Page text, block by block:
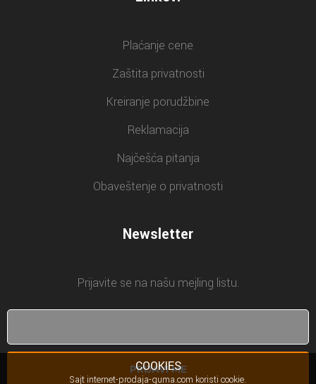
Plaćanje cene
Zaštita privatnosti
Kreiranje porudžbine
Reklamacija
Najčešća pitanja
Obaveštenje o privatnosti
Newsletter
Prijavite se na našu mejling listu.
PRIJAVI ME
COOKIES
Sajt internet-prodaja-guma.com koristi cookie.